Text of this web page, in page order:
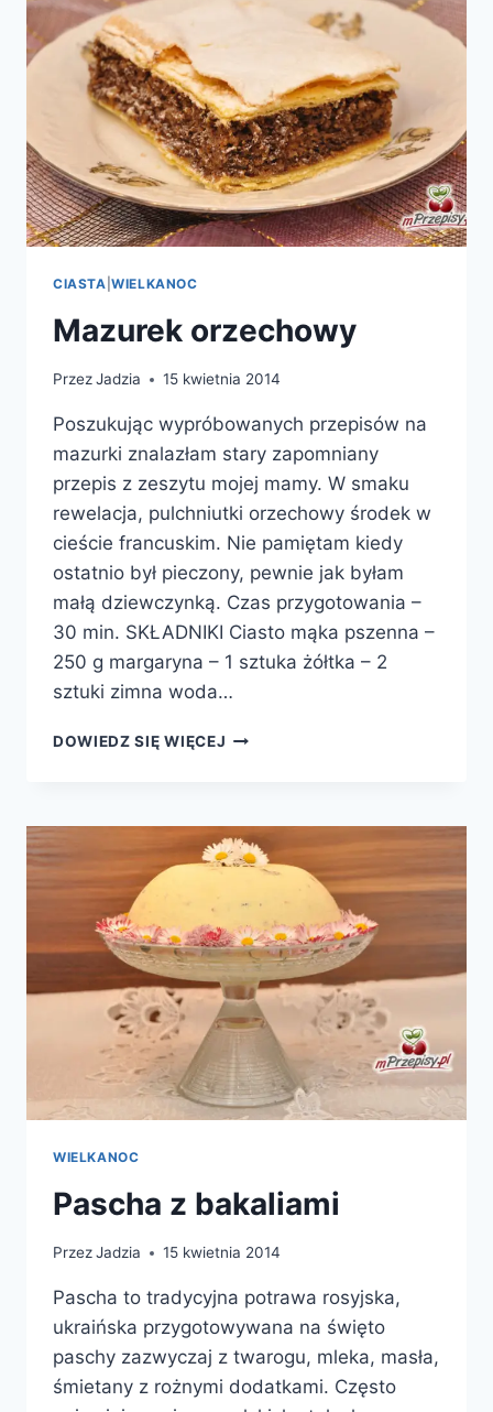
CIASTA |WIELKANOC
Mazurek orzechowy
PrzezJadzia 15 kwietnia 2014
Poszukując wypróbowanych przepisów na
mazurki znalazłam stary zapomniany
przepis z zeszytu mojej mamy. W smaku
rewelacja, pulchniutki orzechowy środek w
cieście francuskim. Nie pamiętam kiedy
ostatnio był pieczony, pewnie jak byłam
małą dziewczynką. Czas przygotowania –
30 min. SKŁADNIKI Ciasto mąka pszenna –
250 g margaryna – 1 sztuka żółtka – 2
sztuki zimna woda…
DOWIEDZ SIĘ WIĘCEJ MAZUREK
WIELKANOC
Pascha z bakaliami
PrzezJadzia 15 kwietnia 2014
Pascha to tradycyjna potrawa rosyjska,
ukraińska przygotowywana na święto
paschy zazwyczaj z twarogu, mleka, masła,
śmietany z rożnymi dodatkami. Często